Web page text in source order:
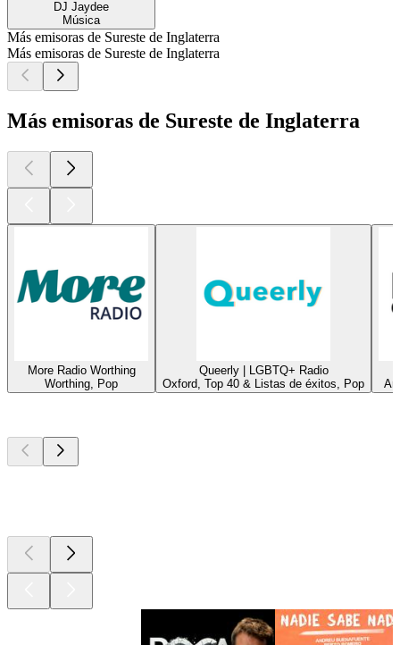
DJ Jaydee
Música
Más emisoras de Sureste de Inglaterra
Más emisoras de Sureste de Inglaterra
Más emisoras de Sureste de Inglaterra
More Radio Worthing
Worthing, Pop
Queerly | LGBTQ+ Radio
Oxford, Top 40 & Listas de éxitos, Pop